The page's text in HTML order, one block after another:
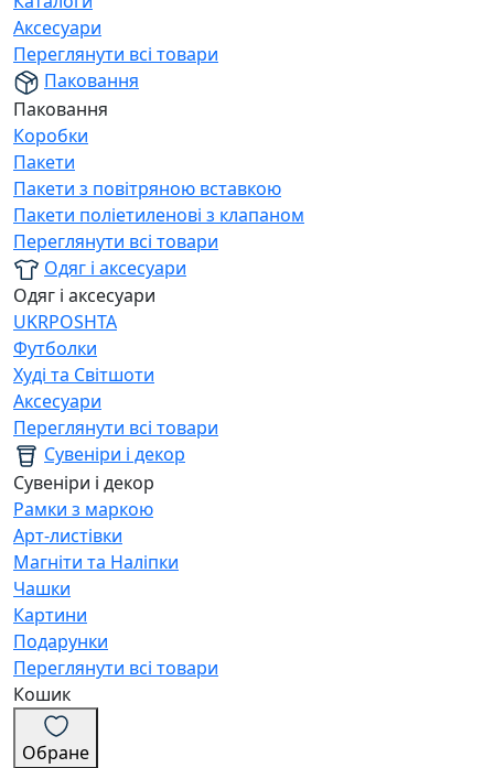
Аксесуари
Переглянути всі товари
Паковання
Паковання
Коробки
Пакети
Пакети з повітряною вставкою
Пакети поліетиленові з клапаном
Переглянути всі товари
Одяг і аксесуари
Одяг і аксесуари
UKRPOSHTA
Футболки
Худі та Світшоти
Аксесуари
Переглянути всі товари
Сувеніри і декор
Сувеніри і декор
Рамки з маркою
Арт-листівки
Магніти та Наліпки
Чашки
Картини
Подарунки
Переглянути всі товари
Кошик
Обране